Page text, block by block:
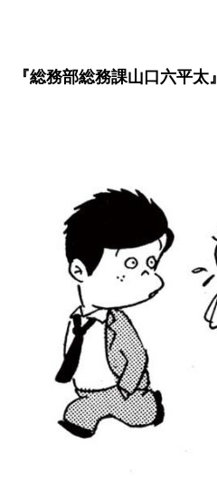
『総務部総務課山口六平太』